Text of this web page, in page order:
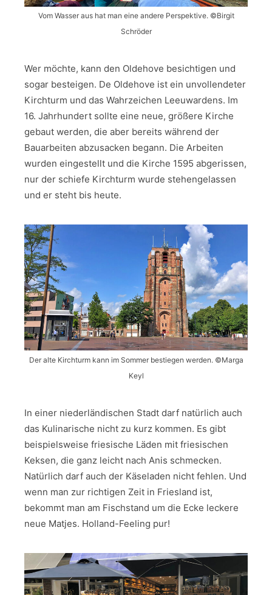
Vom Wasser aus hat man eine andere Perspektive. ©Birgit
Schröder
Wer möchte, kann den Oldehove besichtigen und
sogar besteigen. De Oldehove ist ein unvollendeter
Kirchturm und das Wahrzeichen Leeuwardens. Im
16. Jahrhundert sollte eine neue, größere Kirche
gebaut werden, die aber bereits während der
Bauarbeiten abzusacken begann. Die Arbeiten
wurden eingestellt und die Kirche 1595 abgerissen,
nur der schiefe Kirchturm wurde stehengelassen
und er steht bis heute.
Der alte Kirchturm kann im Sommer bestiegen werden. ©Marga
Keyl
In einer niederländischen Stadt darf natürlich auch
das Kulinarische nicht zu kurz kommen. Es gibt
beispielsweise friesische Läden mit friesischen
Keksen, die ganz leicht nach Anis schmecken.
Natürlich darf auch der Käseladen nicht fehlen. Und
wenn man zur richtigen Zeit in Friesland ist,
bekommt man am Fischstand um die Ecke leckere
neue Matjes. Holland-Feeling pur!